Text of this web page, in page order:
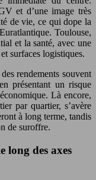
et d’une image très
de vie, ce qui dope la
Toulouse,
et la santé, avec une
surfaces logistiques.
rendements souvent
présentant un risque
Là encore,
par quartier, s’avère
à long terme, tandis
de suroffre.
long des axes